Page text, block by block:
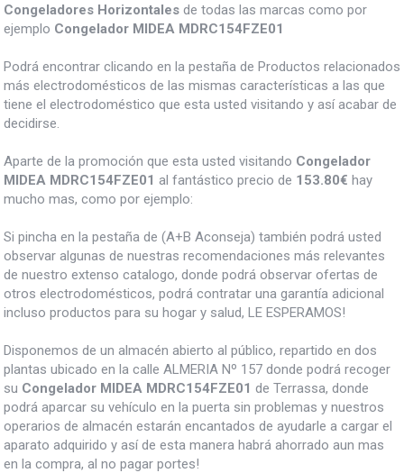
Congeladores Horizontales de todas las marcas como por
ejemplo Congelador MIDEA MDRC154FZE01
Podrá encontrar clicando en la pestaña de Productos relacionados
más electrodomésticos de las mismas características a las que
tiene el electrodoméstico que esta usted visitando y así acabar de
decidirse.
Aparte de la promoción que esta usted visitando Congelador
MIDEA MDRC154FZE01 al fantástico precio de 153.80€ hay
mucho mas, como por ejemplo:
Si pincha en la pestaña de (A+B Aconseja) también podrá usted
observar algunas de nuestras recomendaciones más relevantes
de nuestro extenso catalogo, donde podrá observar ofertas de
otros electrodomésticos, podrá contratar una garantía adicional
incluso productos para su hogar y salud, LE ESPERAMOS!
Disponemos de un almacén abierto al público, repartido en dos
plantas ubicado en la calle ALMERIA Nº 157 donde podrá recoger
su Congelador MIDEA MDRC154FZE01 de Terrassa, donde
podrá aparcar su vehículo en la puerta sin problemas y nuestros
operarios de almacén estarán encantados de ayudarle a cargar el
aparato adquirido y así de esta manera habrá ahorrado aun mas
en la compra, al no pagar portes!